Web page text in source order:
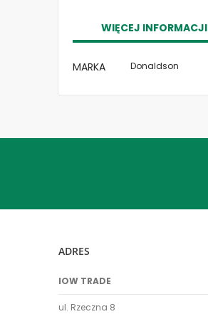
galleryWIĘCEJ INFORMACJI
Więcej
informacji
MARKA Donaldson
ADRES
IOW TRADE
ul. Rzeczna 8